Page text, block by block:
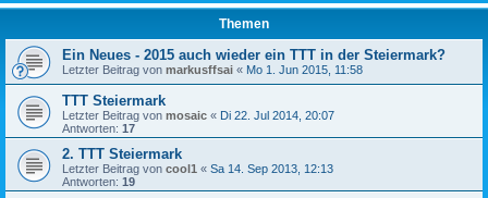
Themen
Ein Neues - 2015 auch wieder ein TTT in der Steiermark?
Letzter Beitrag von markusffsai « Mo 1. Jun 2015, 11:58
TTT Steiermark
Letzter Beitrag von mosaic « Di 22. Jul 2014, 20:07
Antworten: 17
2. TTT Steiermark
Letzter Beitrag von cool1 « Sa 14. Sep 2013, 12:13
Antworten: 19